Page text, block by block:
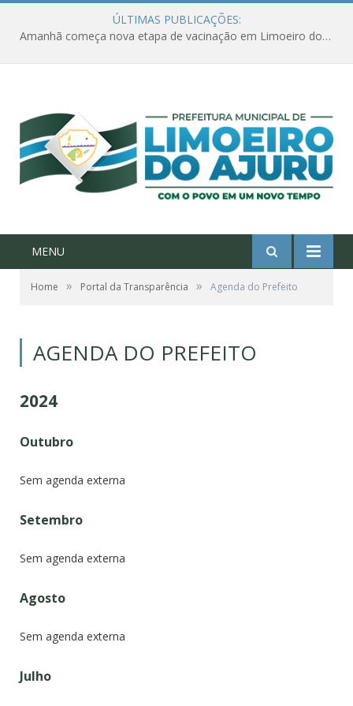
ÚLTIMAS PUBLICAÇÕES:
Amanhã começa nova etapa de vacinação em Limoeiro do Ajuru para idosos com 65 ou mais
MENU
Home » Portal da Transparência » Agenda do Prefeito
AGENDA DO PREFEITO
2024
Outubro
Sem agenda externa
Setembro
Sem agenda externa
Agosto
Sem agenda externa
Julho